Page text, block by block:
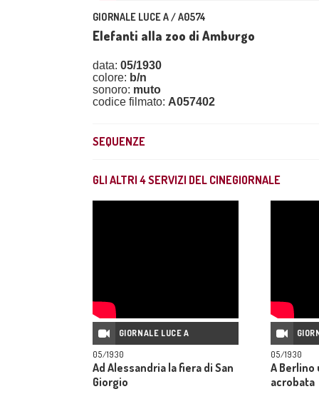
GIORNALE LUCE A / A0574
Elefanti alla zoo di Amburgo
data: 05/1930
colore: b/n
sonoro: muto
codice filmato: A057402
SEQUENZE
GLI ALTRI 4SERVIZI DEL CINEGIORNALE
GIORNALE LUCE A
05/1930
Ad Alessandria la fiera di San
Giorgio
05/1930
A
acrobata